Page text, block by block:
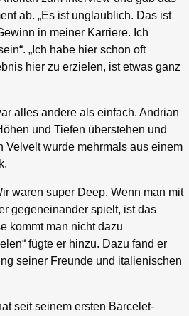
ab. „Es ist unglaublich. Das ist
in meiner Karriere. Ich
„Ich habe hier schon oft
hier zu erzielen, ist etwas ganz
alles andere als einfach. Andrian
und Tiefen überstehen und
Velvelt wurde mehrmals aus einem
waren super Deep. Wenn man mit
gegeneinander spielt, ist das
kommt man nicht dazu
fügte er hinzu. Dazu fand er
seiner Freunde und italienischen
seit seinem ersten Barcelet-